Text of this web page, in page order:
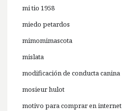
mi tio 1958
miedo petardos
mimomimascota
mislata
modificación de conducta canina
mosieur hulot
motivo para comprar en internet